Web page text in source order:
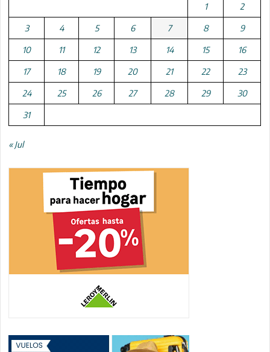
1 2
3 4 5 6 7 8 9
10 11 12 13 14 15 16
17 18 19 20 21 22 23
24 25 26 27 28 29 30
31
« Jul